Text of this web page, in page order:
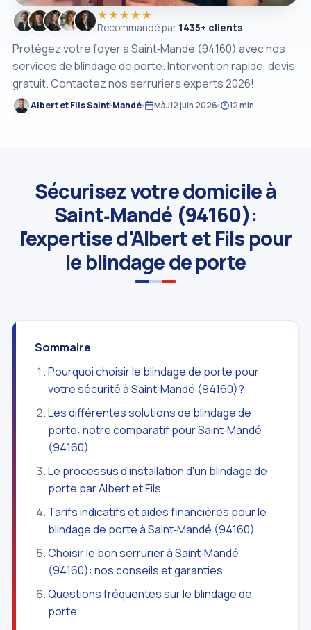
Protégez votre foyer à Saint‑Mandé (94160) avec nos
services de blindage de porte. Intervention rapide, devis
gratuit. Contactez nos serruriers experts 2026!
Albert et Fils Saint‑Mandé MàJ12 juin 2026 12 min
★★★★★
Recommandé par 1435+ clients
Sécurisez votre domicile à
Saint‑Mandé (94160):
l'expertise d'Albert et Fils pour
le blindage de porte
Sommaire
Pourquoi choisir le blindage de porte pour
votre sécurité à Saint‑Mandé (94160)?
Les différentes solutions de blindage de
porte: notre comparatif pour Saint‑Mandé
(94160)
Le processus d'installation d'un blindage de
porte par Albert et Fils
Tarifs indicatifs et aides financières pour le
blindage de porte à Saint‑Mandé (94160)
Choisir le bon serrurier à Saint‑Mandé
(94160): nos conseils et garanties
Questions fréquentes sur le blindage de
porte